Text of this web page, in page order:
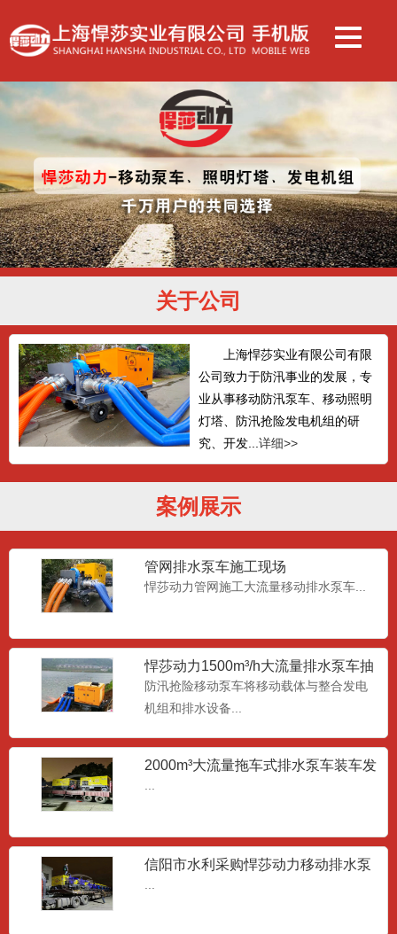
关于公司
上海悍莎实业有限公司有限
公司致力于防汛事业的发展，专
业从事移动防汛泵车、移动照明
灯塔、防汛抢险发电机组的研
究、开发...详细>>
案例展示
管网排水泵车施工现场
悍莎动力管网施工大流量移动排水泵车...
悍莎动力1500m³/h大流量排水泵车抽
水现场
防汛抢险移动泵车将移动载体与整合发电
机组和排水设备...
2000m³大流量拖车式排水泵车装车发
...
信阳市水利采购悍莎动力移动排水泵
...
6寸小型汽油机水泵
悍莎动力小型 6 寸汽柴油机自吸水泵，分
为汽油动力、柴油动力...
高扬程潜水泵
高扬程防汛泵是相对大流量的泵而言，大
流量的防汛轴流泵一般扬程...
大流量潜水泵